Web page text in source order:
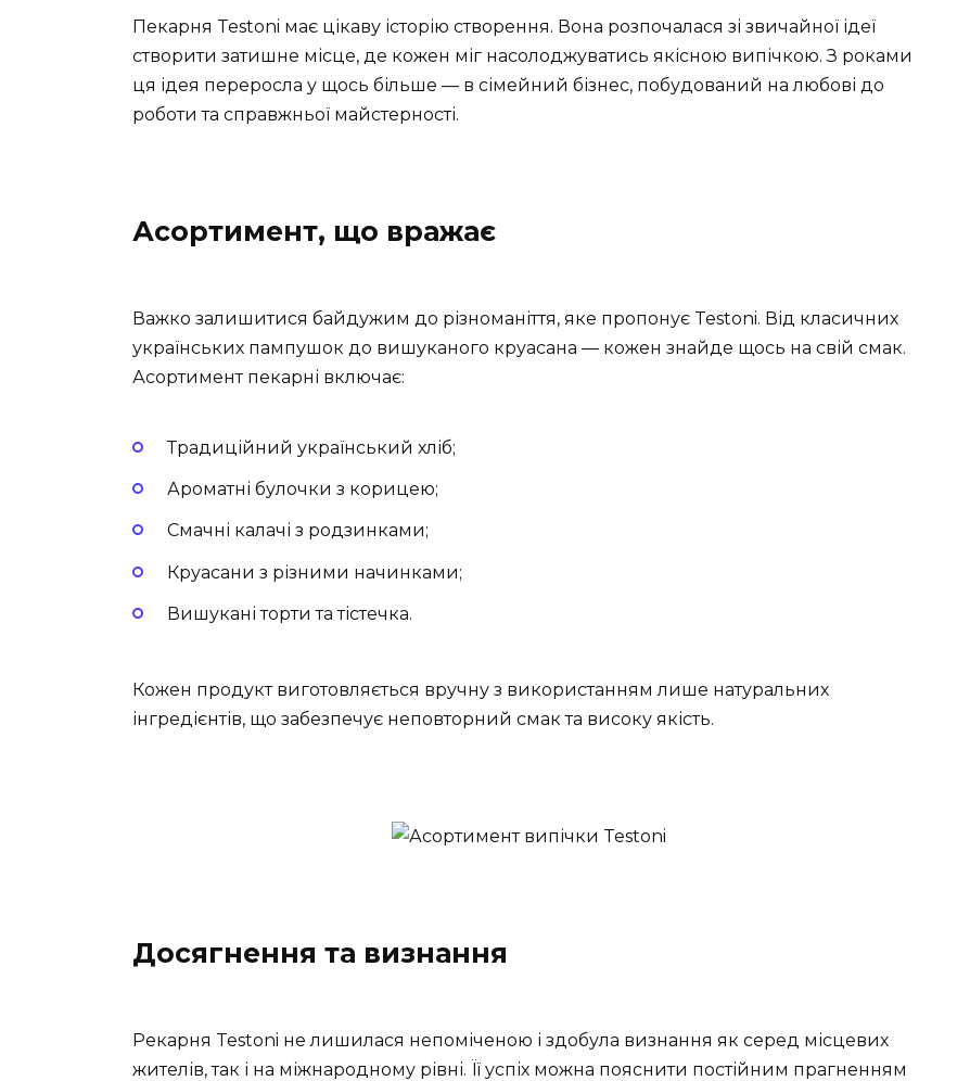
Пекарня Testoni має цікаву історію створення. Вона розпочалася зі звичайної ідеї
створити затишне місце, де кожен міг насолоджуватись якісною випічкою. З роками
ця ідея переросла у щось більше — в сімейний бізнес, побудований на любові до
роботи та справжньої майстерності.
Асортимент, що вражає
Важко залишитися байдужим до різноманіття, яке пропонує Testoni. Від класичних
українських пампушок до вишуканого круасана — кожен знайде щось на свій смак.
Асортимент пекарні включає:
Традиційний український хліб;
Ароматні булочки з корицею;
Смачні калачі з родзинками;
Круасани з різними начинками;
Вишукані торти та тістечка.
Кожен продукт виготовляється вручну з використанням лише натуральних
інгредієнтів, що забезпечує неповторний смак та високу якість.
Досягнення та визнання
Pекарня Testoni не лишилася непоміченою і здобула визнання як серед місцевих
жителів, так і на міжнародному рівні. Її успіх можна пояснити постійним прагненням